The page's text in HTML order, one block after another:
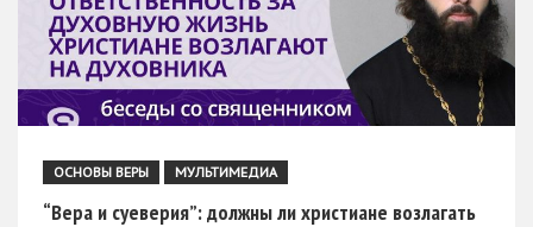
ОСНОВЫ ВЕРЫ МУЛЬТИМЕДИА
“Вера и суеверия”: должны ли христиане возлагать